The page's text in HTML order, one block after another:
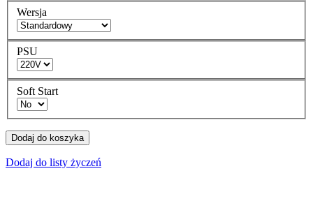
Wersja
PSU
Soft Start
Dodaj do koszyka
Dodaj do listy życzeń